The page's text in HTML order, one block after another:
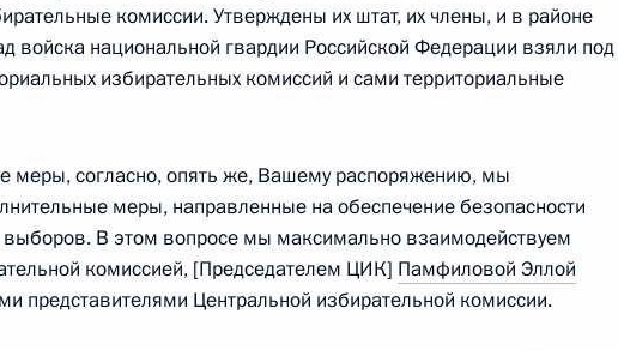
среда
победы в Курской битве
12
БРИКС в расширенном составе
комиссии. Утверждены их штат, их члены, и в районе
войска национальной гвардии Российской Федерации взяли под
избирательных комиссий и сами территориальные
меры, согласно, опять же, Вашему распоряжению, мы
меры, направленные на обеспечение безопасности
выборов. В этом вопросе мы максимально взаимодействуем
комиссией, [Председателем ЦИК] Памфиловой Эллой
представителями Центральной избирательной комиссии.